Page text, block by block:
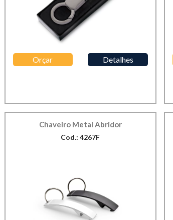
Orçar Detalhes
Chaveiro Metal Abridor
Cod.: 4267F